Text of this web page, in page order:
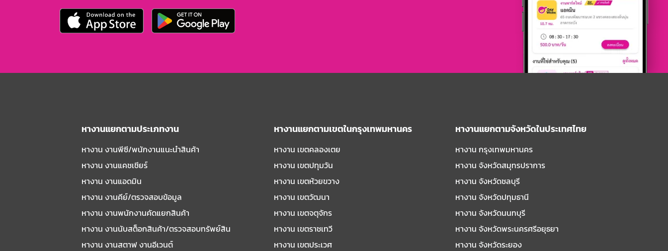
หางานแยกตามประเภทงาน
หางาน งานพีซี/พนักงานแนะนําสินค้า
หางาน งานแคชเชียร์
หางาน งานแอดมิน
หางาน งานคีย์/ตรวจสอบข้อมูล
หางาน งานพนักงานคัดแยกสินค้า
หางาน งานนับสต็อกสินค้า/ตรวจสอบทรัพย์สิน
หางาน งานสตาฟ งานอีเวนต์
หางานแยกตามเขตในกรุงเทพมหานคร
หางาน เขตคลองเตย
หางาน เขตปทุมวัน
หางาน เขตห้วยขวาง
หางาน เขตวัฒนา
หางาน เขตจตุจักร
หางาน เขตราชเทวี
หางาน เขตประเวศ
หางานแยกตามจังหวัดในประเทศไทย
หางาน กรุงเทพมหานคร
หางาน จังหวัดสมุทรปราการ
หางาน จังหวัดชลบุรี
หางาน จังหวัดปทุมธานี
หางาน จังหวัดนนทบุรี
หางาน จังหวัดพระนครศรีอยุธยา
หางาน จังหวัดระยอง